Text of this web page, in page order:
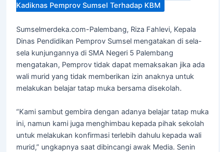
Kadiknas Pemprov Sumsel Terhadap KBM
Sumselmerdeka.com-Palembang, Riza Fahlevi, Kepala
Dinas Pendidikan Pemprov Sumsel mengatakan di sela-
sela kunjungannya di SMA Negeri 5 Palembang
mengatakan, Pemprov tidak dapat memaksakan jika ada
wali murid yang tidak memberikan izin anaknya untuk
melakukan belajar tatap muka bersama disekolah.
“Kami sambut gembira dengan adanya belajar tatap muka
ini, namun kami juga menghimbau kepada pihak sekolah
untuk melakukan konfirmasi terlebih dahulu kepada wali
murid,” ungkapnya saat dibincangi awak Media. Senin